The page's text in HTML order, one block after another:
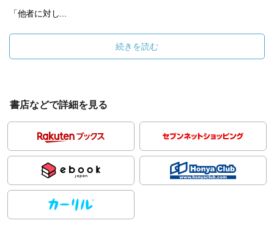
「他者に対し...
続きを読む
書店などで詳細を見る